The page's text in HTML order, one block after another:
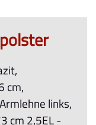
cm,
links,
cm 2,5EL -